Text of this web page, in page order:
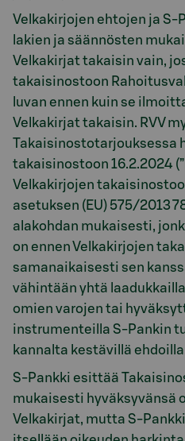
Velkakirjojen ehtojen ja S-
lakien ja säännösten
Velkakirjat takaisin vain,
takaisinostoon
luvan ennen kuin se
Velkakirjat takaisin. RVV
Takaisinostotarjouksessa
takaisinostoon 16.2.2024 (”
Velkakirjojen
asetuksen (EU) 575/2013
alakohdan mukaisesti,
on ennen Velkakirjojen
samanaikaisesti sen
vähintään yhtä
omien varojen tai
instrumenteilla S-Pankin
kannalta kestävillä
S-Pankki esittää
mukaisesti hyväksyvänsä
Velkakirjat, mutta S-